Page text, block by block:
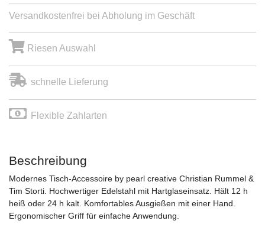
Versandkostenfrei bei Abholung im Geschäft
Riesen Auswahl
schnelle Lieferung
Flexible Zahlarten
Beschreibung
Modernes Tisch-Accessoire by pearl creative Christian Rummel &
Tim Storti. Hochwertiger Edelstahl mit Hartglaseinsatz. Hält 12 h
heiß oder 24 h kalt. Komfortables Ausgießen mit einer Hand.
Ergonomischer Griff für einfache Anwendung.